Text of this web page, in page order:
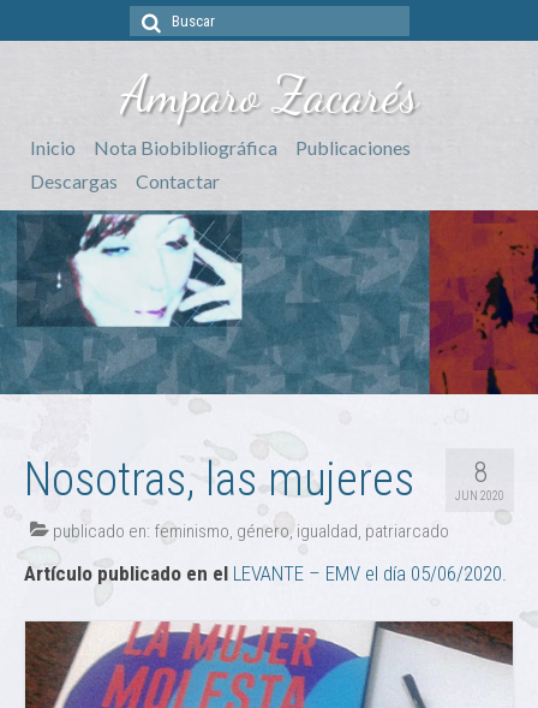
Buscar
Amparo Zacarés
Inicio Nota Biobibliográfica
Publicaciones
Descargas
Contactar
8
JUN 2020
Nosotras, las mujeres
publicado en: feminismo, género,igualdad, patriarcado
Artículo publicado en el LEVANTE – EMV el día 05/06/2020.